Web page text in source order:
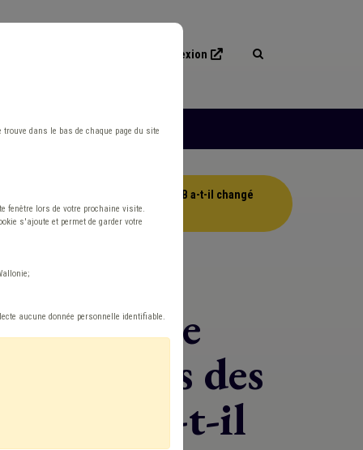
Connexion
L'ASBL
unités PEB dans le logiciel PEB a-t-il changé
de
adresses des
PEB a-t-il
trouve dans le bas de chaque page du site
fenêtre lors de votre prochaine visite.
s'ajoute et permet de garder votre
aucune donnée personnelle identifiable.